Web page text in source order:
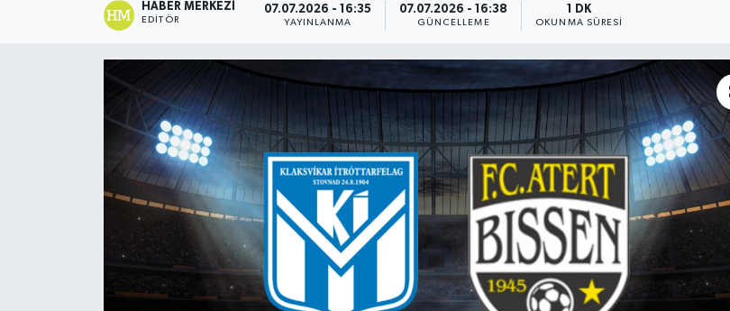
HABER MERKEZI
EDITÖR
07.07.2026 - 16:35
YAYINLANMA
07.07.2026 - 16:38
GÜNCELLEME
1 DK
OKUNMA SÜRESI
EKONOMİ